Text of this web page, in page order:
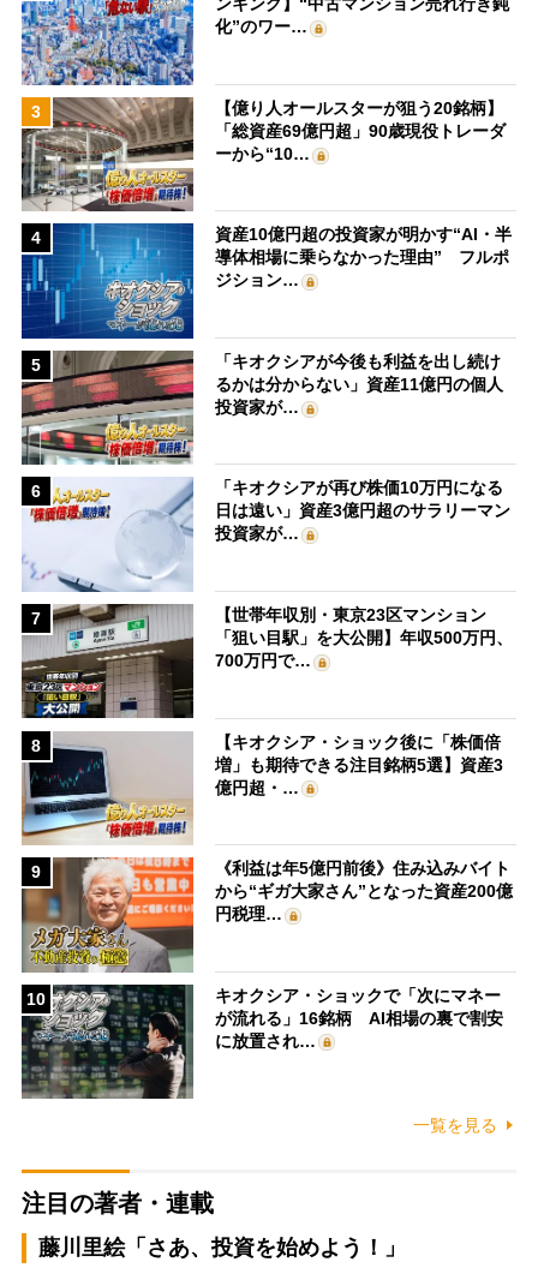
ンキング】“中古マンション売れ行き鈍
化”のワー…
3
【億り人オールスターが狙う20銘柄】
「総資産69億円超」90歳現役トレーダ
ーから“10…
4
資産10億円超の投資家が明かす“AI・半
導体相場に乗らなかった理由” フルポ
ジション…
5
「キオクシアが今後も利益を出し続け
るかは分からない」資産11億円の個人
投資家が…
6
「キオクシアが再び株価10万円になる
日は遠い」資産3億円超のサラリーマン
投資家が…
7
【世帯年収別・東京23区マンション
「狙い目駅」を大公開】年収500万円、
700万円で…
8
【キオクシア・ショック後に「株価倍
増」も期待できる注目銘柄5選】資産3
億円超・…
9
《利益は年5億円前後》住み込みバイト
から“ギガ大家さん”となった資産200億
円税理…
10
キオクシア・ショックで「次にマネー
が流れる」16銘柄 AI相場の裏で割安
に放置され…
一覧を見る
注目の著者・連載
藤川里絵「さあ、投資を始めよう！」